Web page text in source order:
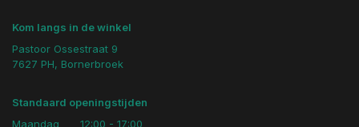
Kom langs in de winkel
Pastoor Ossestraat 9
7627 PH, Bornerbroek
Standaard openingstijden
Maandag
12:00 - 17:00